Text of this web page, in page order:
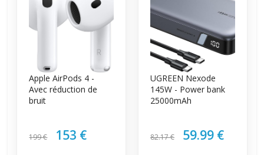
Apple AirPods 4 -
Avec réduction de
bruit
199 € 153 €
UGREEN Nexode
145W - Power bank
25000mAh
82.17 € 59.99 €